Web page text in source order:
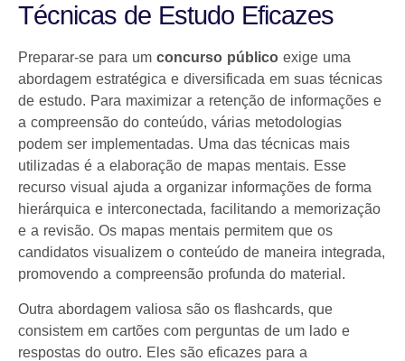
Técnicas de Estudo Eficazes
Preparar-se para um concurso público exige uma
abordagem estratégica e diversificada em suas técnicas
de estudo. Para maximizar a retenção de informações e
a compreensão do conteúdo, várias metodologias
podem ser implementadas. Uma das técnicas mais
utilizadas é a elaboração de mapas mentais. Esse
recurso visual ajuda a organizar informações de forma
hierárquica e interconectada, facilitando a memorização
e a revisão. Os mapas mentais permitem que os
candidatos visualizem o conteúdo de maneira integrada,
promovendo a compreensão profunda do material.
Outra abordagem valiosa são os flashcards, que
consistem em cartões com perguntas de um lado e
respostas do outro. Eles são eficazes para a